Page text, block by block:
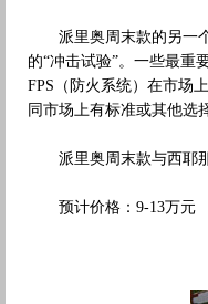
派里奥周末款的另一个
的“冲击试验”。一些最重
FPS（防火系统）在市场
同市场上有标准或其他选
派里奥周末款与西耶那
预计价格：9-13万元